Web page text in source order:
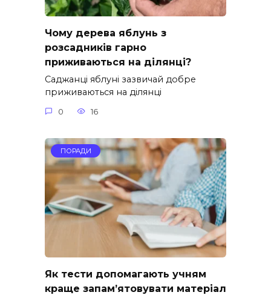
Чому дерева яблунь з
розсадників гарно
приживаються на ділянці?
Саджанці яблуні зазвичай добре
приживаються на ділянці
0 16
ПОРАДИ
Як тести допомагають учням
краще запам’ятовувати матеріал